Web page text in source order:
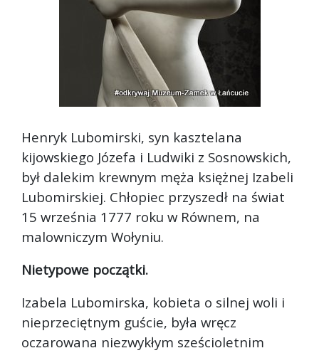
Henryk Lubomirski, syn kasztelana
kijowskiego Józefa i Ludwiki z Sosnowskich,
był dalekim krewnym męża księżnej Izabeli
Lubomirskiej. Chłopiec przyszedł na świat
15 września 1777 roku w Równem, na
malowniczym Wołyniu.
Nietypowe początki.
Izabela Lubomirska, kobieta o silnej woli i
nieprzeciętnym guście, była wręcz
oczarowana niezwykłym sześcioletnim